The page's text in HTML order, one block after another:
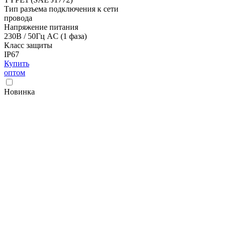
Тип разъема подключения к сети
провода
Напряжение питания
230В / 50Гц AC (1 фаза)
Класс защиты
IP67
Купить
оптом
Новинка